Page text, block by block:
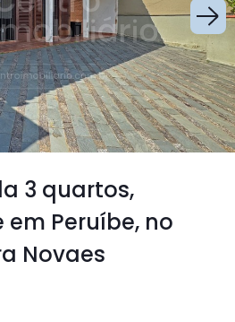
3 quartos,
em Peruíbe, no
Novaes